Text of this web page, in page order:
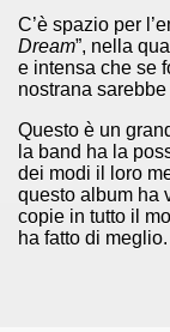
C’è spazio per
Dream”, nella
e intensa che se
nostrana
Questo è un
la band ha la
dei modi il loro
questo album ha
copie in tutto il
ha fatto di meglio.
nella storia del